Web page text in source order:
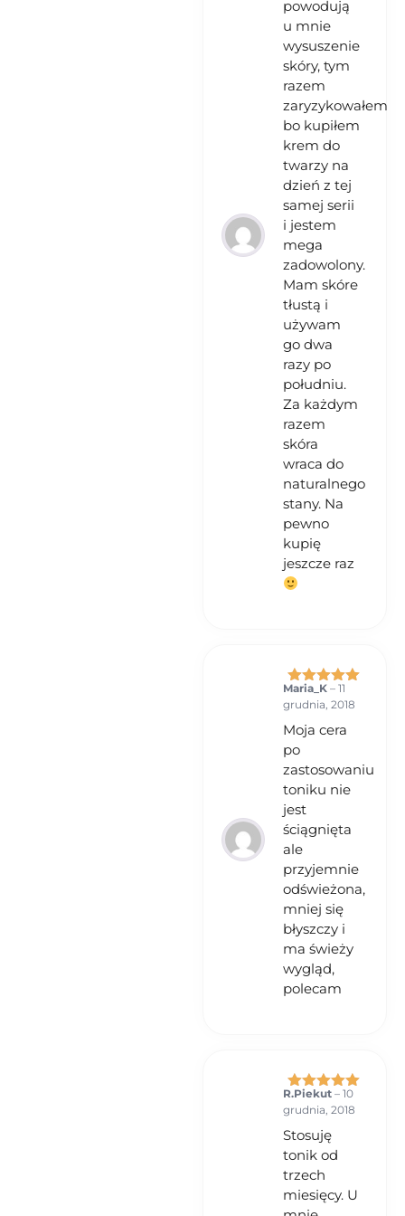
powodują
u mnie
wysuszenie
skóry, tym
razem
zaryzykowałem
bo kupiłem
krem do
twarzy na
dzień z tej
samej serii
i jestem
mega
zadowolony.
Mam skóre
tłustą i
używam
go dwa
razy po
południu.
Za każdym
razem
skóra
wraca do
naturalnego
stany. Na
pewno
kupię
jeszcze raz
Oceniono
na 5
Maria_K – 11
grudnia, 2018
Moja cera
po
zastosowaniu
toniku nie
jest
ściągnięta
ale
przyjemnie
odświeżona,
mniej się
błyszczy i
ma świeży
wygląd,
polecam
Oceniono5
na 5
R.Piekut – 10
grudnia, 2018
Stosuję
tonik od
trzech
miesięcy. U